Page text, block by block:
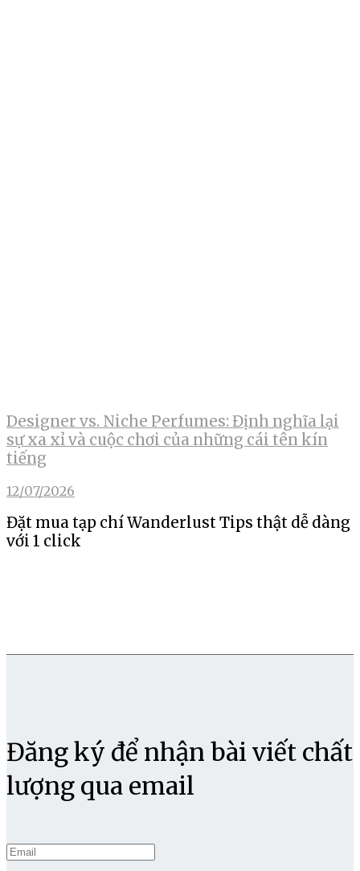
Designer vs. Niche Perfumes: Định nghĩa lại
sự xa xỉ và cuộc chơi của những cái tên kín
tiếng
12/07/2026
Đặt mua tạp chí Wanderlust Tips thật dễ dàng
với 1 click
Đăng ký để nhận bài viết chất
lượng qua email